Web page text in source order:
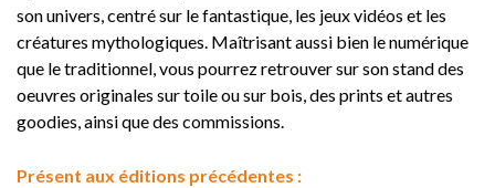
son univers, centré sur le fantastique, les jeux vidéos et les
créatures mythologiques. Maîtrisant aussi bien le numérique
que le traditionnel, vous pourrez retrouver sur son stand des
oeuvres originales sur toile ou sur bois, des prints et autres
goodies, ainsi que des commissions.
Présent aux éditions précédentes :